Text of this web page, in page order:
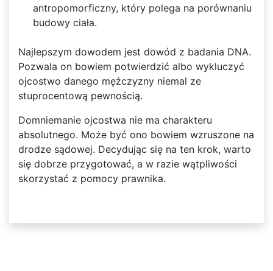
antropomorficzny, który polega na porównaniu
budowy ciała.
Najlepszym dowodem jest dowód z badania DNA.
Pozwala on bowiem potwierdzić albo wykluczyć
ojcostwo danego mężczyzny niemal ze
stuprocentową pewnością.
Domniemanie ojcostwa nie ma charakteru
absolutnego. Może być ono bowiem wzruszone na
drodze sądowej. Decydując się na ten krok, warto
się dobrze przygotować, a w razie wątpliwości
skorzystać z pomocy prawnika.